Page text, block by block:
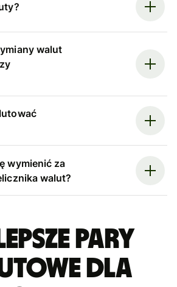
walut
wymienić za
walut?
pary
dla